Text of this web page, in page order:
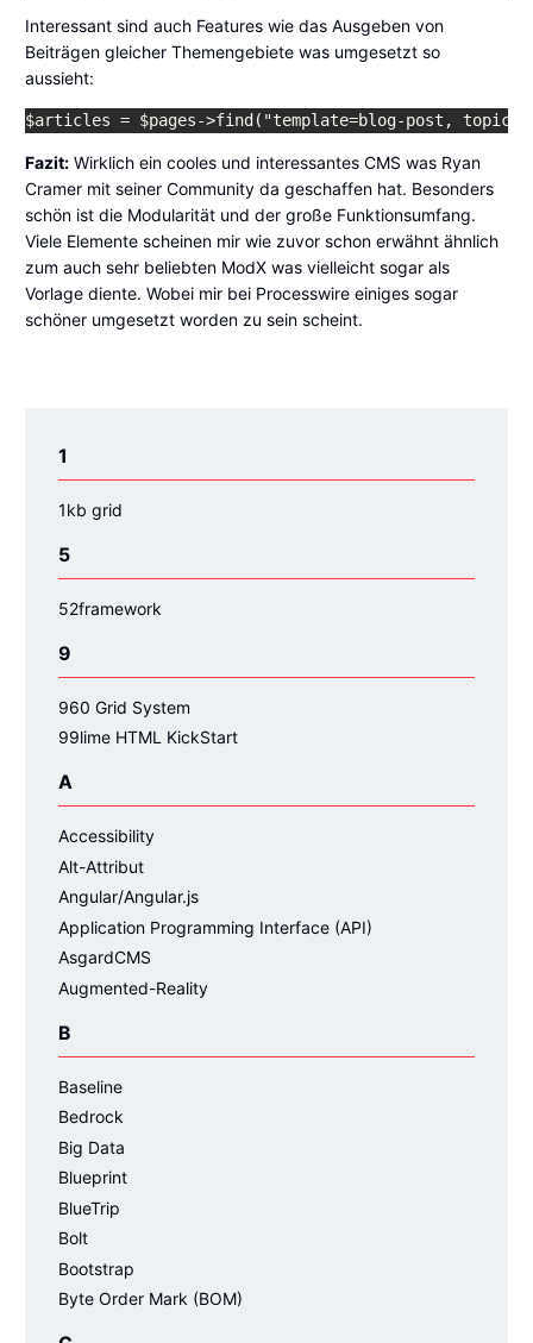
Interessant sind auch Features wie das Ausgeben von
Beiträgen gleicher Themengebiete was umgesetzt so
aussieht:
$articles = $pages->find("template=blog-post,
Fazit: Wirklich ein cooles und interessantes CMS was Ryan
Cramer mit seiner Community da geschaffen hat. Besonders
schön ist die Modularität und der große Funktionsumfang.
Viele Elemente scheinen mir wie zuvor schon erwähnt ähnlich
zum auch sehr beliebten ModX was vielleicht sogar als
Vorlage diente. Wobei mir bei Processwire einiges sogar
schöner umgesetzt worden zu sein scheint.
1
1kb grid
5
52framework
9
960 Grid System
99lime HTML KickStart
A
Accessibility
Alt-Attribut
Angular/Angular.js
Application Programming Interface (API)
AsgardCMS
Augmented-Reality
B
Baseline
Bedrock
Big Data
Blueprint
BlueTrip
Bolt
Bootstrap
Byte Order Mark (BOM)